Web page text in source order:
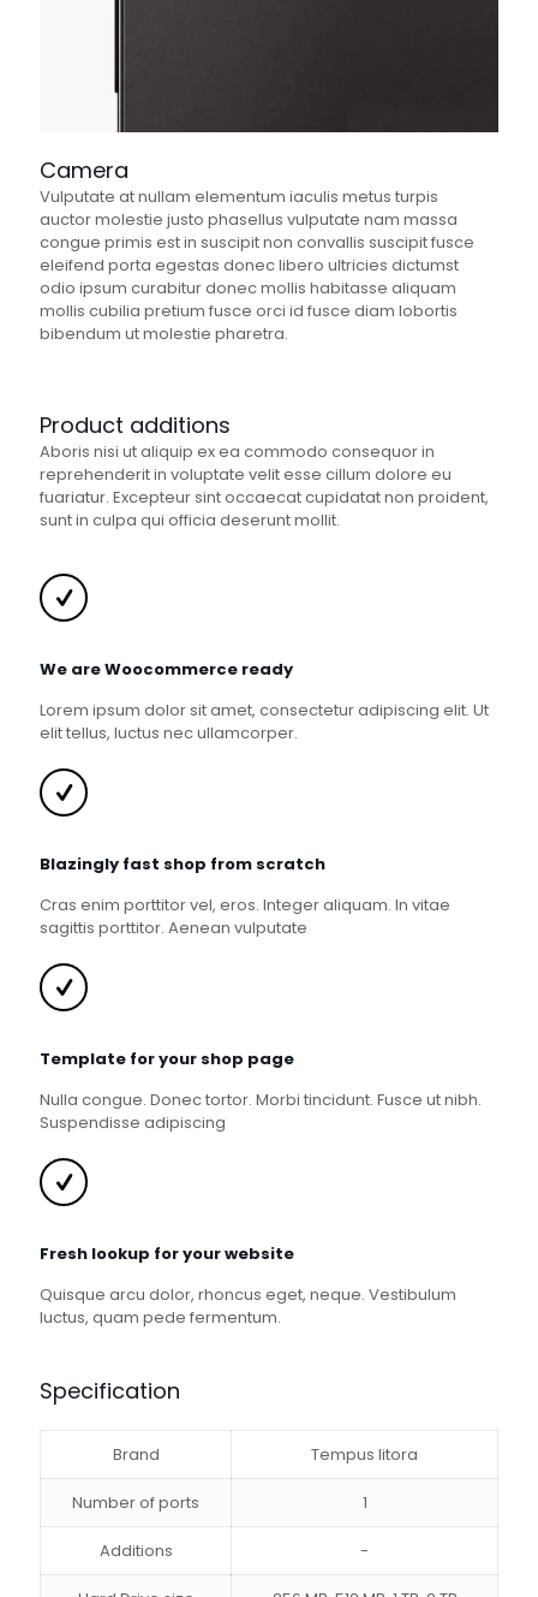
Camera
Vulputate at nullam elementum iaculis metus turpis
auctor molestie justo phasellus vulputate nam massa
congue primis est in suscipit non convallis suscipit fusce
eleifend porta egestas donec libero ultricies dictumst
odio ipsum curabitur donec mollis habitasse aliquam
mollis cubilia pretium fusce orci id fusce diam lobortis
bibendum ut molestie pharetra.
Product additions
Aboris nisi ut aliquip ex ea commodo consequor in
reprehenderit in voluptate velit esse cillum dolore eu
fuariatur. Excepteur sint occaecat cupidatat non proident,
sunt in culpa qui officia deserunt mollit.
We are Woocommerce ready
Lorem ipsum dolor sit amet, consectetur adipiscing elit. Ut
elit tellus, luctus nec ullamcorper.
Blazingly fast shop from scratch
Cras enim porttitor vel, eros. Integer aliquam. In vitae
sagittis porttitor. Aenean vulputate
Template for your shop page
Nulla congue. Donec tortor. Morbi tincidunt. Fusce ut nibh.
Suspendisse adipiscing
Fresh lookup for your website
Quisque arcu dolor, rhoncus eget, neque. Vestibulum
luctus, quam pede fermentum.
Specification
Brand Tempus litora
Number of ports 1
Additions -